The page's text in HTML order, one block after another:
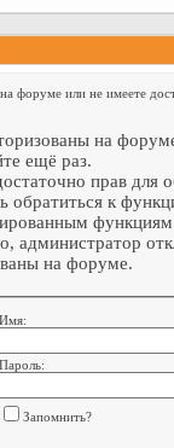
форуме или не имеете
на
ещё раз.
прав для
обратиться к
администратор
на форуме.
Имя:
Пароль:
Запомнить?